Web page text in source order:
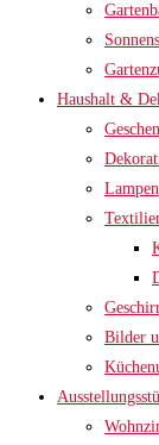
Haushalt &
Lampen
Bilder